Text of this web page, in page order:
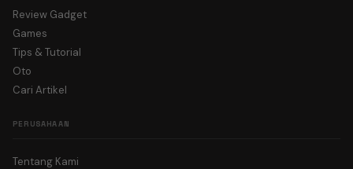
Review Gadget
Games
Tips & Tutorial
Oto
Cari Artikel
PERUSAHAAN
Tentang Kami